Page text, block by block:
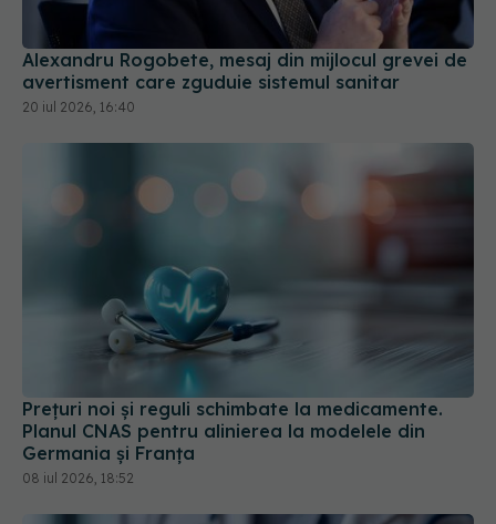
Alexandru Rogobete, mesaj din mijlocul grevei de
avertisment care zguduie sistemul sanitar
20 iul 2026, 16:40
Prețuri noi și reguli schimbate la medicamente.
Planul CNAS pentru alinierea la modelele din
Germania și Franța
08 iul 2026, 18:52